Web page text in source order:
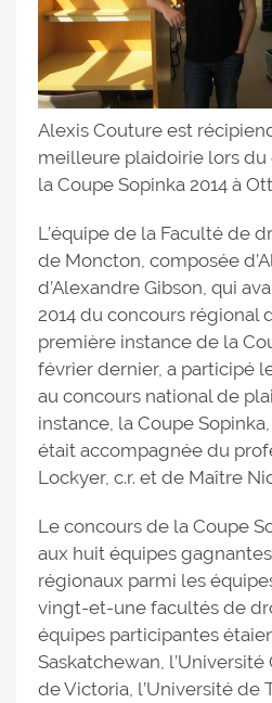
Alexis Couture est
meilleure plaidoirie lors du
la Coupe Sopinka 2014 à
L’équipe de la Faculté de
de Moncton, composée
d’Alexandre Gibson, qui
2014 du concours régional
première instance de la
février dernier, a participé
au concours national de
instance, la Coupe
était accompagnée du
Lockyer, c.r. et de Maître
Le concours de la Coupe
aux huit équipes
régionaux parmi les
vingt-et-une facultés de
équipes participantes
Saskatchewan, l’Université
de Victoria, l’Université de